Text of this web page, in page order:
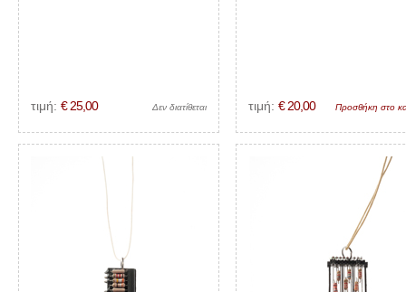
τιμή: € 25,00 Δεν διατίθεται τιμή: € 20,00 Προσθήκη στο